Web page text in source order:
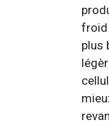
froid
plus